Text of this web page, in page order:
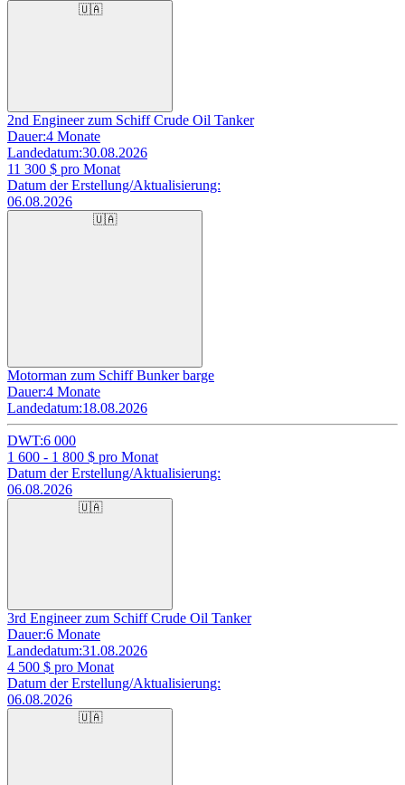
🇺🇦
2nd Engineer zum Schiff Crude Oil Tanker
Dauer:4 Monate
Landedatum:30.08.2026
11 300 $ pro Monat
Datum der Erstellung/Aktualisierung:
06.08.2026
🇺🇦
Motorman zum Schiff Bunker barge
Dauer:4 Monate
Landedatum:18.08.2026
DWT:6 000
1 600 - 1 800 $ pro Monat
Datum der Erstellung/Aktualisierung:
06.08.2026
🇺🇦
3rd Engineer zum Schiff Crude Oil Tanker
Dauer:6 Monate
Landedatum:31.08.2026
4 500 $ pro Monat
Datum der Erstellung/Aktualisierung:
06.08.2026
🇺🇦